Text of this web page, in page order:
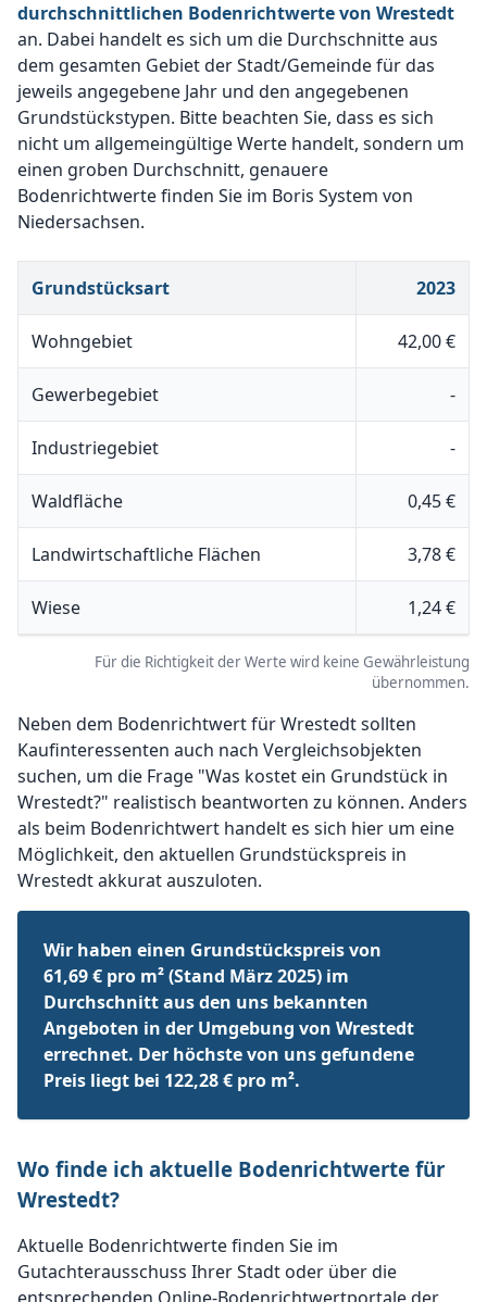
durchschnittlichen Bodenrichtwerte von Wrestedt
an. Dabei handelt es sich um die Durchschnitte aus
dem gesamten Gebiet der Stadt/Gemeinde für das
jeweils angegebene Jahr und den angegebenen
Grundstückstypen. Bitte beachten Sie, dass es sich
nicht um allgemeingültige Werte handelt, sondern um
einen groben Durchschnitt, genauere
Bodenrichtwerte finden Sie im Boris System von
Niedersachsen.
Grundstücksart 2023
Wohngebiet 42,00 €
Gewerbegebiet -
Industriegebiet -
Waldfläche 0,45 €
Landwirtschaftliche Flächen 3,78 €
Wiese 1,24 €
Für die Richtigkeit der Werte wird keine Gewährleistung
übernommen.
Neben dem Bodenrichtwert für Wrestedt sollten
Kaufinteressenten auch nach Vergleichsobjekten
suchen, um die Frage "Was kostet ein Grundstück in
Wrestedt?" realistisch beantworten zu können. Anders
als beim Bodenrichtwert handelt es sich hier um eine
Möglichkeit, den aktuellen Grundstückspreis in
Wrestedt akkurat auszuloten.
Wir haben einen Grundstückspreis von
61,69 € pro m² (Stand März 2025) im
Durchschnitt aus den uns bekannten
Angeboten in der Umgebung von Wrestedt
errechnet. Der höchste von uns gefundene
Preis liegt bei 122,28 € pro m².
Wo finde ich aktuelle Bodenrichtwerte für
Wrestedt?
Aktuelle Bodenrichtwerte finden Sie im
Gutachterausschuss Ihrer Stadt oder über die